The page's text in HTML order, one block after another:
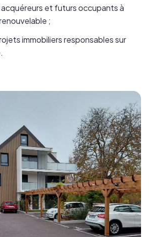
acquéreurs et futurs occupants à
;
immobiliers responsables sur